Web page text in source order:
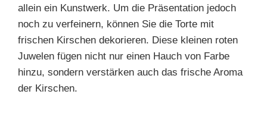
allein ein Kunstwerk. Um die Präsentation jedoch
noch zu verfeinern, können Sie die Torte mit
frischen Kirschen dekorieren. Diese kleinen roten
Juwelen fügen nicht nur einen Hauch von Farbe
hinzu, sondern verstärken auch das frische Aroma
der Kirschen.